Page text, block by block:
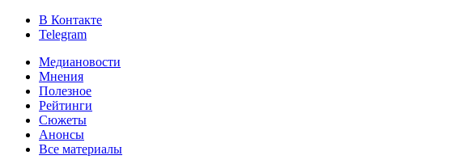
В Контакте
Telegram
Медиановости
Мнения
Полезное
Рейтинги
Сюжеты
Анонсы
Все материалы